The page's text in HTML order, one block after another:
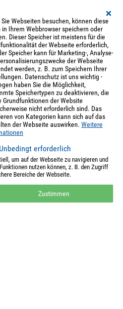
abgeben Mein Account
bereits ein Konto?
Ihren Standardwerten
ein
Einstellungen für später.
Sie Webseiten besuchen, können diese
in Ihrem Webbrowser speichern oder
Dieser Speicher ist meistens für die
der Webseite erforderlich,
Speicher kann für Marketing-, Analyse-
der Webseite
werden, z. B. zum Speichern Ihrer
Datenschutz ist uns wichtig -
haben Sie die Möglichkeit,
Speichertypen zu deaktivieren, die
Grundfunktionen der Website
nicht erforderlich sind. Das
von Kategorien kann sich auf das
der Webseite auswirken. Weitere
Unbedingt erforderlich
um auf der Webseite zu navigieren und
nutzen können, z. B. den Zugriff
Bereiche der Webseite.
Zustimmen